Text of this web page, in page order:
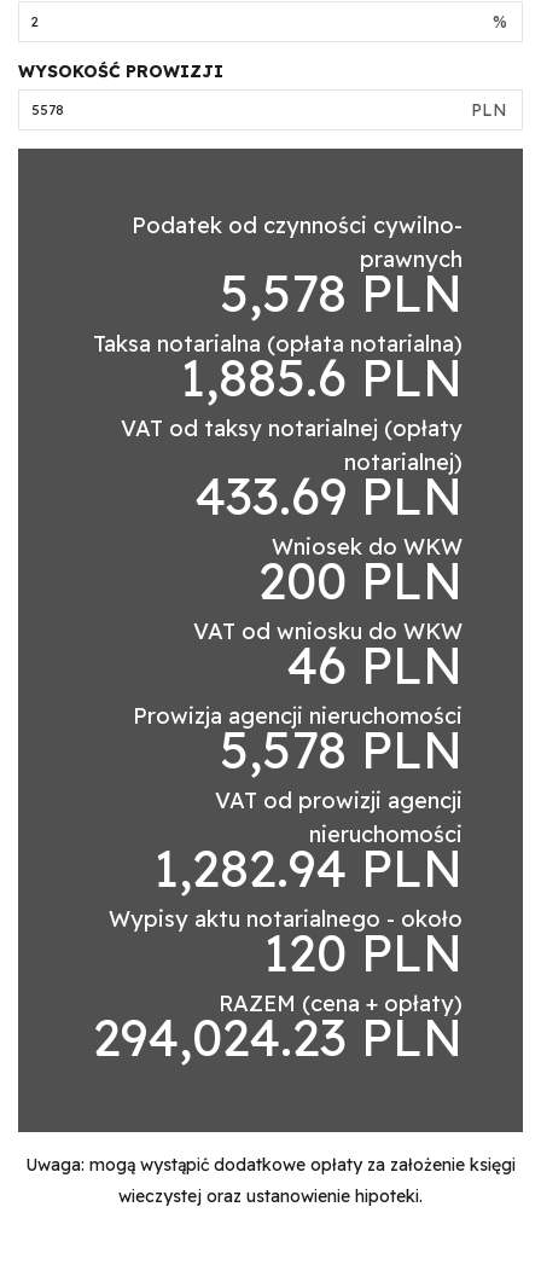
%
WYSOKOŚĆ PROWIZJI
PLN
Podatek od czynności cywilno-
prawnych
5,578 PLN
Taksa notarialna (opłata notarialna)
1,885.6 PLN
VAT od taksy notarialnej (opłaty
notarialnej)
433.69 PLN
Wniosek do WKW
200 PLN
VAT od wniosku do WKW
46 PLN
Prowizja agencji nieruchomości
5,578 PLN
VAT od prowizji agencji
nieruchomości
1,282.94 PLN
Wypisy aktu notarialnego - około
120 PLN
RAZEM (cena + opłaty)
294,024.23 PLN
Uwaga: mogą wystąpić dodatkowe opłaty za założenie księgi
wieczystej oraz ustanowienie hipoteki.